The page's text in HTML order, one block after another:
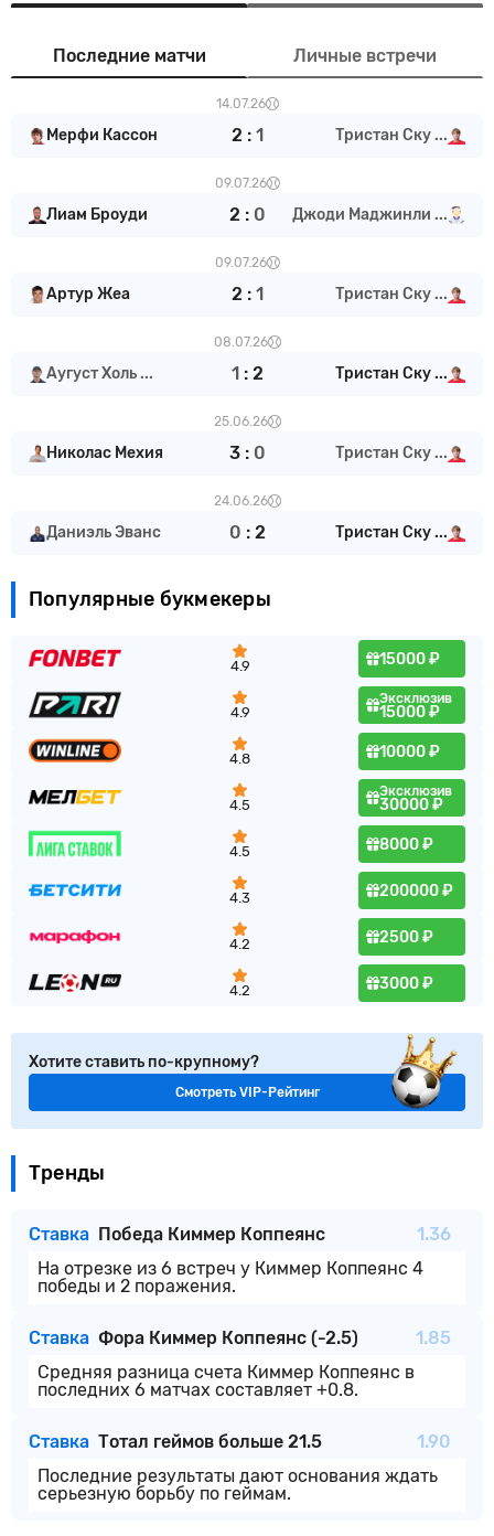
Последние матчи Личные встречи
14.07.26
Мерфи Кассон 2 : 1 Тристан Ску ...
09.07.26
Лиам Броуди 2 : 0 Джоди Маджинли ...
09.07.26
Артур Жеа 2 : 1 Тристан Ску ...
08.07.26
Аугуст Холь ... 1: 2 Тристан Ску ...
25.06.26
Николас Мехия 3: 0 Тристан Ску ...
24.06.26
Даниэль Эванс 0 : 2 Тристан Ску ...
Популярные букмекеры
4.9 15000 ₽
4.9
Эксклюзив
15000 ₽
4.8 10000 ₽
4.5
Эксклюзив
30000 ₽
4.5 8000 ₽
4.3 200000 ₽
4.2 2500 ₽
4.2 3000 ₽
Хотите ставить по-крупному?
Смотреть VIP-Рейтинг
Тренды
Ставка Победа Киммер Коппеянс
1.36
На отрезке из 6 встреч у Киммер Коппеянс 4
победы и 2 поражения.
Ставка Фора Киммер Коппеянс (-2.5)
1.85
Средняя разница счета Киммер Коппеянс в
последних 6 матчах составляет +0.8.
Ставка Тотал геймов больше 21.5
1.90
Последние результаты дают основания ждать
серьезную борьбу по геймам.